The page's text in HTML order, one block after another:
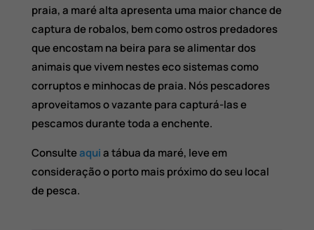
praia, a maré alta apresenta uma maior chance de
captura de robalos, bem como ostros predadores
que encostam na beira para se alimentar dos
animais que vivem nestes eco sistemas como
corruptos e minhocas de praia. Nós pescadores
aproveitamos o vazante para capturá-las e
pescamos durante toda a enchente.
Consulteaquia tábua da maré, leve em
consideração o porto mais próximo do seu local
de pesca.